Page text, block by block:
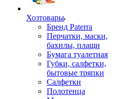
Хозтовары
Бренд Paterra
Перчатки, маски,
бахилы, плащи
Бумага туалетная
Губки, салфетки,
бытовые тряпки
Салфетки
Полотенца